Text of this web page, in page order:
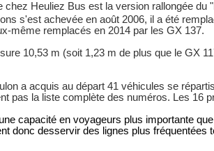
chez Heuliez Bus est la version rallongée du
s'est achevée en août 2006, il a été
même remplacés en 2014 par les GX 137.
10,53 m (soit 1,23 m de plus que le GX
a acquis au départ 41 véhicules se
pas la liste complète des numéros. Les 16
capacité en voyageurs plus importante
donc desservir des lignes plus fréquentées